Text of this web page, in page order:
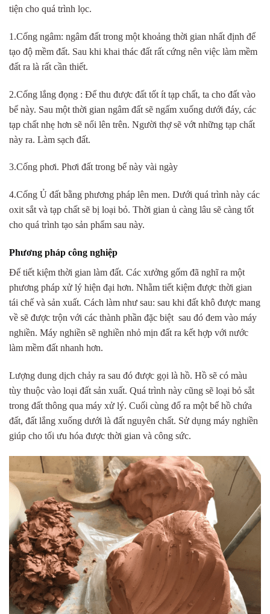
tiện cho quá trình lọc.
1.Cống ngâm: ngâm đất trong một khoảng thời gian nhất định để
tạo độ mềm đất. Sau khi khai thác đất rất cứng nên việc làm mềm
đất ra là rất cần thiết.
2.Cống lắng đọng : Để thu được đất tốt ít tạp chất, ta cho đất vào
bể này. Sau một thời gian ngâm đất sẽ ngấm xuống dưới đáy, các
tạp chất nhẹ hơn sẽ nổi lên trên. Người thợ sẽ vớt những tạp chất
này ra. Làm sạch đất.
3.Cống phơi. Phơi đất trong bể này vài ngày
4.Cống Ủ đất bằng phương pháp lên men. Dưới quá trình này các
oxit sắt và tạp chất sẽ bị loại bỏ. Thời gian ủ càng lâu sẽ càng tốt
cho quá trình tạo sản phẩm sau này.
Phương pháp công nghiệp
Để tiết kiệm thời gian làm đất. Các xưởng gốm đã nghĩ ra một
phương pháp xử lý hiện đại hơn. Nhằm tiết kiệm được thời gian
tái chế và sản xuất. Cách làm như sau: sau khi đất khô được mang
về sẽ được trộn với các thành phần đặc biệt sau đó đem vào máy
nghiền. Máy nghiền sẽ nghiền nhỏ mịn đất ra kết hợp với nước
làm mềm đất nhanh hơn.
Lượng dung dịch chảy ra sau đó được gọi là hồ. Hồ sẽ có màu
tùy thuộc vào loại đất sản xuất. Quá trình này cũng sẽ loại bỏ sắt
trong đất thông qua máy xử lý. Cuối cùng đổ ra một bể hồ chứa
đất, đất lắng xuống dưới là đất nguyên chất. Sử dụng máy nghiền
giúp cho tối ưu hóa được thời gian và công sức.